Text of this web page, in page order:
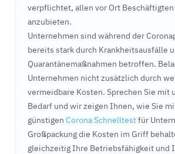
verpflichtet, allen vor Ort
anzubieten.
Unternehmen sind während der
bereits stark durch Krankheitsausfälle
Quarantänemaßnahmen betroffen.
Unternehmen nicht zusätzlich durch
vermeidbare Kosten. Sprechen Sie mit
Bedarf und wir zeigen Ihnen, wie Sie
günstigen Corona Schnelltestfür
Großpackung die Kosten im Griff
gleichzeitig Ihre Betriebsfähigkeit und